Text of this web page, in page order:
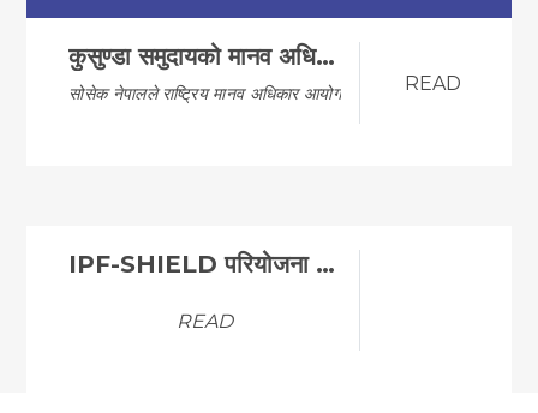
कुसुण्डा समुदायको मानव अधिकारको अवस्था अध्ययन प्रतिवे…
सोसेक नेपालले राष्ट्रिय मानव अधिकार आयोगसंग मिले… READ
IPF-SHIELD परियोजना अन्तर्गत ICT LAB निर्माणका लागि …
READ